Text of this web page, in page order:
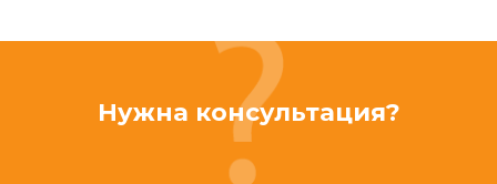
Нужна консультация?